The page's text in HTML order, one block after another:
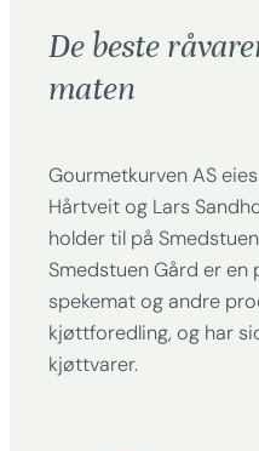
De beste
maten
Gourmetkurven AS
Hårtveit og Lars
holder til på
Smedstuen Gård er
spekemat og andre
kjøttforedling, og har
kjøttvarer.